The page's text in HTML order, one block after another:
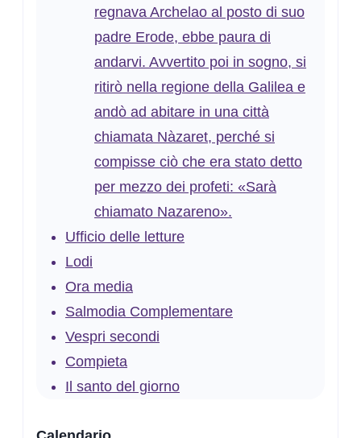
regnava Archelao al posto di suo
padre Erode, ebbe paura di
andarvi. Avvertito poi in sogno, si
ritirò nella regione della Galilea e
andò ad abitare in una città
chiamata Nàzaret, perché si
compisse ciò che era stato detto
per mezzo dei profeti: «Sarà
chiamato Nazareno».
Ufficio delle letture
Lodi
Ora media
Salmodia Complementare
Vespri secondi
Compieta
Il santo del giorno